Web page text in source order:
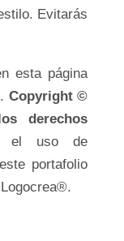
Evitarás
esta página
Copyright ©
derechos
el uso de
portafolio